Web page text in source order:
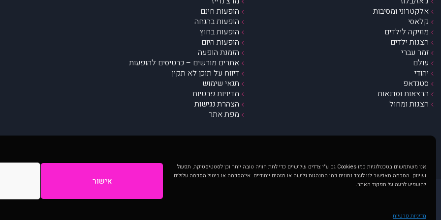
אנו משתמשים בטכנולוגיות כמו Cookies גם ע"י צדדים שלישיים כדי לתת חוויה טובה יותר וכן לסטטיסטיקה, תפעול
ושיווק. הסכמה תאפשר לנו לעבד נתונים כמו התנהגות גלישה או מזהים ייחודיים. אי־הסכמה או ביטול הסכמה עלולים
להשפיע לרעה על תפקוד האתר.
אישור
מדיניות פרטיות
אלקטרוני ומסיבות
קלאסי
מוזיקה לילדים
הצגות ילדים
זמר עברי
עולם
יהודי
סטנדאפ
הרצאות וסדנאות
הצגות ומחול
הופעות חינם
הופעות בהנחה
הופעות בחוץ
הופעות היום
הזמנת הופעה
אתרים מורשים – כרטיסים להופעות
דיווח על תוכן לא תקין
תנאי שימוש
מדיניות פרטיות
הצהרת נגישות
מפת אתר